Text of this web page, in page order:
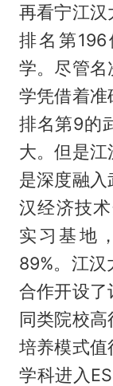
再看宁江汉
排名第
学。尽管名
学凭借着准
排名第9的
大。但是
是深度融
汉经济技
实习基地
89%。江汉
合作开设了
同类院校
培养模式值
学科进入